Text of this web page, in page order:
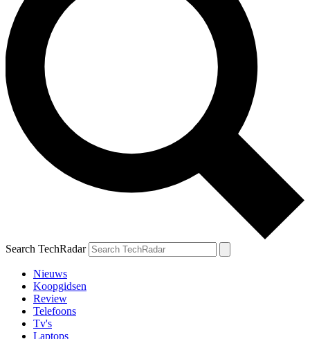
Search TechRadar
Nieuws
Koopgidsen
Review
Telefoons
Tv's
Laptops